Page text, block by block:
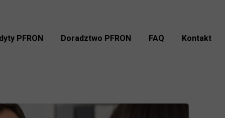
PFRON Doradztwo PFRON FAQ Kontakt